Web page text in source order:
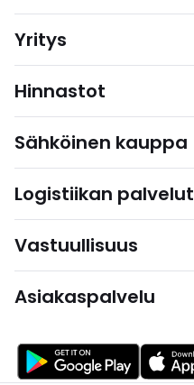
Yritys
Hinnastot
Sähköinen kauppa
Logistiikan palvelut
Vastuullisuus
Asiakaspalvelu